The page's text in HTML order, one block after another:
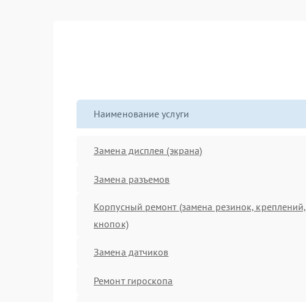
Наименование услуги
Замена дисплея (экрана)
Замена разъемов
Корпусный ремонт (замена резинок, креплений,
кнопок)
Замена датчиков
Ремонт гироскопа